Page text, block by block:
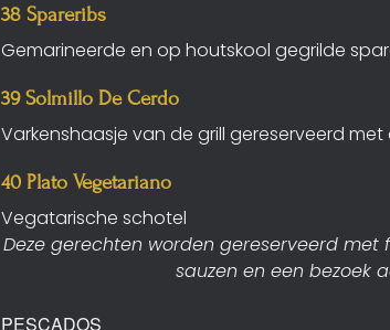
38 Spareribs
Gemarineerde en op houtskool gegrilde
39 Solmillo De Cerdo
Varkenshaasje van de grill gereserveerd
40 Plato Vegetariano
Vegatarische schotel
Deze gerechten worden gereserveerd
sauzen en een bezoek
PESCADOS